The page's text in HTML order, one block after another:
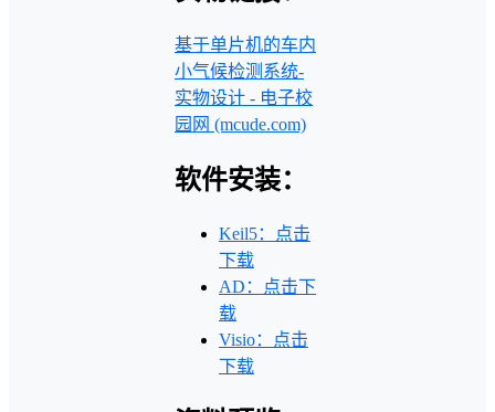
基于单片机的车内
小气候检测系统-
实物设计 - 电子校
园网 (mcude.com)
软件安装：
Keil5：点击
下载
AD：点击下
载
Visio：点击
下载